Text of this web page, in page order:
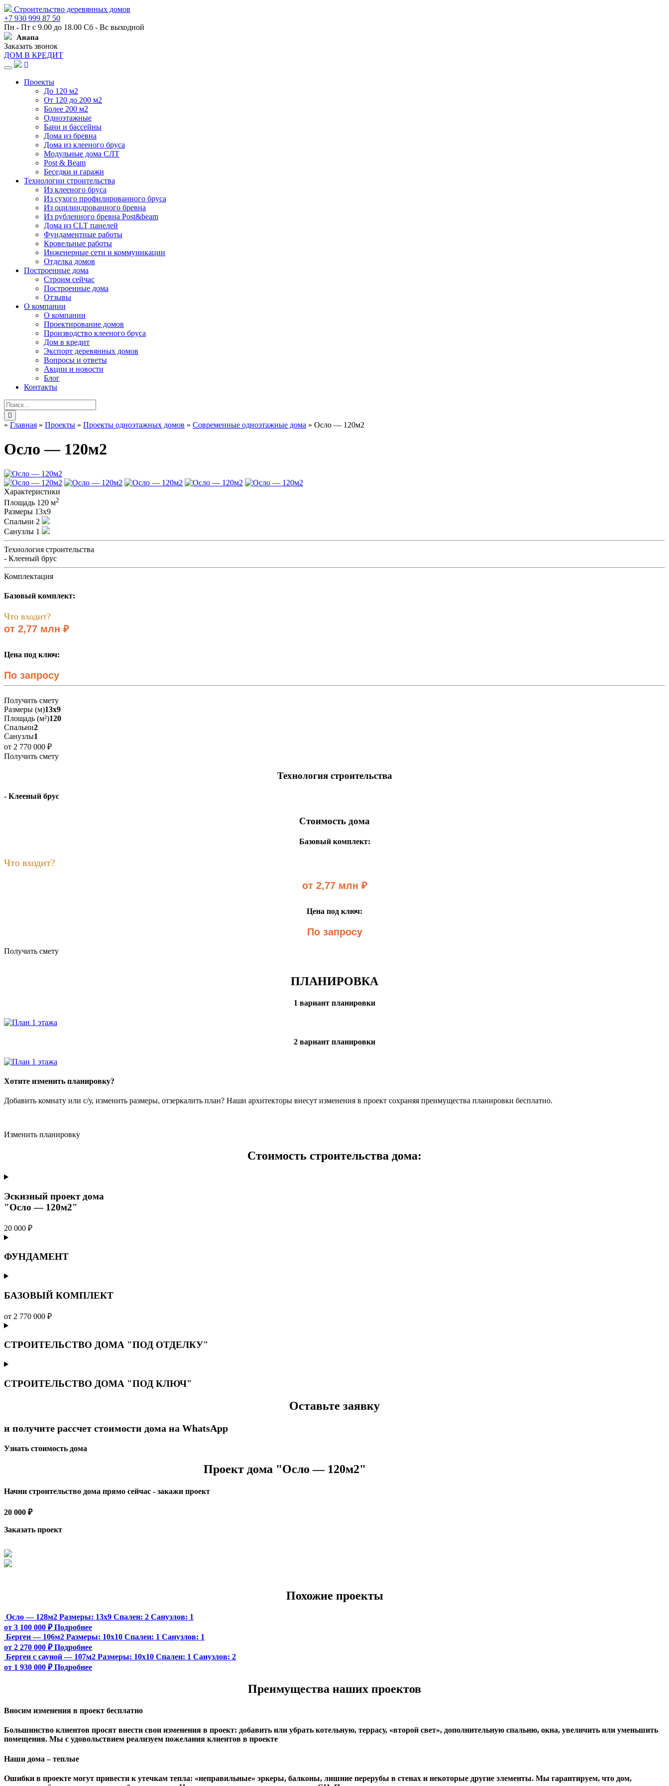
Строительство деревянных домов
+7 930 999 87 50
Пн - Пт с 9.00 до 18.00 Сб - Вс выходной
Анапа
Заказать звонок
ДОМ В КРЕДИТ
Навигация
Проекты
До 120 м2
От 120 до 200 м2
Более 200 м2
Одноэтажные
Бани и бассейны
Дома из бревна
Дома из клееного бруса
Модульные дома СЛТ
Post & Beam
Беседки и гаражи
Технологии строительства
Из клееного бруса
Из сухого профилированного бруса
Из оцилиндрованного бревна
Из рубленного бревна Post&beam
Дома из CLT панелей
Фундаментные работы
Кровельные работы
Инженерные сети и коммуникации
Отделка домов
Построенные дома
Строим сейчас
Построенные дома
Отзывы
О компании
О компании
Проектирование домов
Производство клееного бруса
Дом в кредит
Экспорт деревянных домов
Вопросы и ответы
Акции и новости
Блог
Контакты
» Главная » Проекты » Проекты одноэтажных домов » Современные одноэтажные дома » Осло — 120м2
Осло — 120м2
Характеристики
Площадь 120 м2
Размеры 13х9
Спальни 2
Санузлы 1
Технология строительства
- Клееный брус
Комплектация
Базовый комплект:
Что входит?
от 2,77 млн ₽
Цена под ключ:
По запросу
Получить смету
Размеры (м)13х9
Площадь (м²)120
Спальни2
Санузлы1
от 2 770 000 ₽
Получить смету
Технология строительства
- Клееный брус
Стоимость дома
Базовый комплект:
Что входит?
от 2,77 млн ₽
Цена под ключ:
По запросу
Получить смету
ПЛАНИРОВКА
1 вариант планировки
2 вариант планировки
Хотите изменить планировку?
Добавить комнату или с/у, изменить размеры, отзеркалить план? Наши архитекторы внесут изменения в проект сохраняя преимущества планировки бесплатно.
Изменить планировку
Стоимость строительства дома:
Эскизный проект дома
"Осло — 120м2"
20 000 ₽
ФУНДАМЕНТ
БАЗОВЫЙ КОМПЛЕКТ
от 2 770 000 ₽
СТРОИТЕЛЬСТВО ДОМА "ПОД ОТДЕЛКУ"
СТРОИТЕЛЬСТВО ДОМА "ПОД КЛЮЧ"
Оставьте заявку
и получите рассчет стоимости дома на WhatsApp
Узнать стоимость дома
Проект дома "Осло — 120м2"
Начни строительство дома прямо сейчас - закажи проект
20 000 ₽
Заказать проект
Похожие проекты
Осло — 128м2 Размеры: 13х9 Спален: 2 Санузлов: 1
от 3 100 000 ₽ Подробнее
Берген — 106м2 Размеры: 10х10 Спален: 1 Санузлов: 1
от 2 270 000 ₽ Подробнее
Берген с сауной — 107м2 Размеры: 10х10 Спален: 1 Санузлов: 2
от 1 930 000 ₽ Подробнее
Преимущества наших проектов
Вносим изменения в проект бесплатно
Большинство клиентов просят внести свои изменения в проект: добавить или убрать котельную, террасу, «второй свет», дополнительную спальню, окна, увеличить или уменьшить
помещения. Мы с удовольствием реализуем пожелания клиентов в проекте
Наши дома – теплые
Ошибки в проекте могут привести к утечкам тепла: «неправильные» эркеры, балконы, лишние перерубы в стенах и некоторые другие элементы. Мы гарантируем, чтo дом,